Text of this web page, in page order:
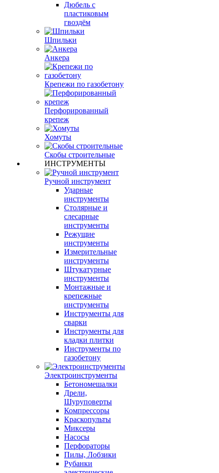
Дюбель с
пластиковым
гвоздём
Шпильки
Анкера
Крепежи по газобетону
Перфорированный
крепеж
Хомуты
Скобы строительные
ИНСТРУМЕНТЫ
Ручной инструмент
Ударные
инструменты
Столярные и
слесарные
инструменты
Режущие
инструменты
Измерительные
инструменты
Штукатурные
инструменты
Монтажные и
крепежные
инструменты
Инструменты для
сварки
Инструменты для
кладки плитки
Инструменты по
газобетону
Электроинструменты
Бетономешалки
Дрели,
Шуруповерты
Компрессоры
Краскопульты
Миксеры
Насосы
Перфораторы
Пилы, Лобзики
Рубанки